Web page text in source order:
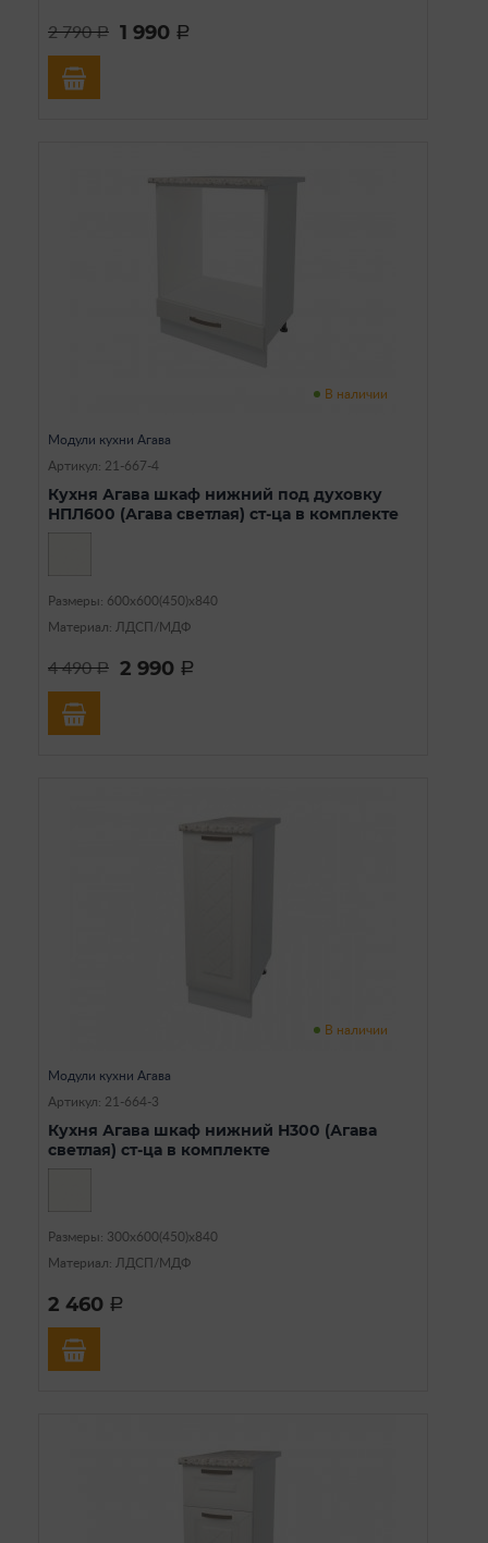
2 790a 1 990 a
В наличии
Модули кухни Агава
Артикул: 21-667-4
Кухня Агава шкаф нижний под духовку
НПЛ600 (Агава светлая) ст-ца в комплекте
Размеры: 600х600(450)х840
Материал: ЛДСП/МДФ
4 490a 2 990 a
В наличии
Модули кухни Агава
Артикул: 21-664-3
Кухня Агава шкаф нижний Н300 (Агава
светлая) ст-ца в комплекте
Размеры: 300х600(450)х840
Материал: ЛДСП/МДФ
2 460 a